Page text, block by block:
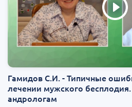
Гамидов С.И. - Типичные
лечении мужского
андрологам